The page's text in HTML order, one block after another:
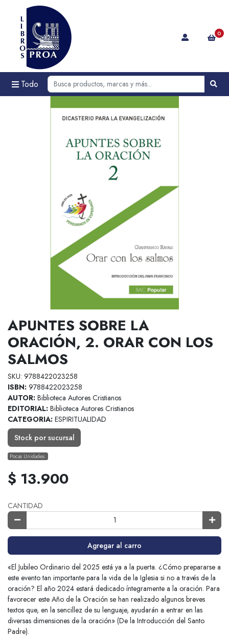
Todo
0
APUNTES SOBRE LA
ORACIÓN, 2. ORAR CON LOS
SALMOS
SKU: 9788422023258
ISBN: 9788422023258
AUTOR: Biblioteca Autores Cristianos
EDITORIAL: Biblioteca Autores Cristianos
CATEGORIA: ESPIRITUALIDAD
Stock por sucursal
Pocas Unidades.
$ 13.900
CANTIDAD
Agregar al carro
«El Jubileo Ordinario del 2025 está ya a la puerta. ¿Cómo prepararse a
este evento tan importante para la vida de la Iglesia si no a través de la
oración? El año 2024 estará dedicado íntegramente a la oración. Para
favorecer este Año de la Oración se han realizado algunos breves
textos que, en la sencillez de su lenguaje, ayudarán a entrar en las
diversas dimensiones de la oración» (De la Introducción del Santo
Padre).